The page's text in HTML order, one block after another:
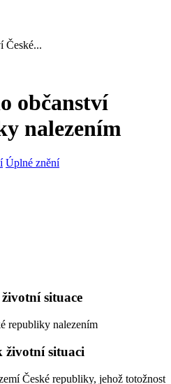
České...
občanství
nalezením
Úplné znění
situace
republiky nalezením
životní situaci
České republiky, jehož totožnost